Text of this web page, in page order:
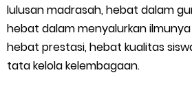
lulusan madrasah, hebat dalam
hebat dalam menyalurkan
hebat prestasi, hebat kualitas
tata kelola kelembagaan.